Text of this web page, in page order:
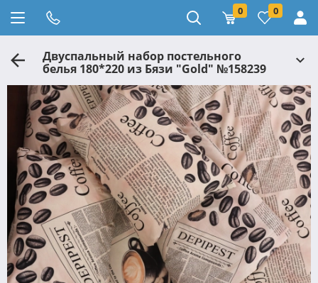
0 0
Двуспальный набор постельного
белья 180*220 из Бязи "Gold" №158239
Черешенка™